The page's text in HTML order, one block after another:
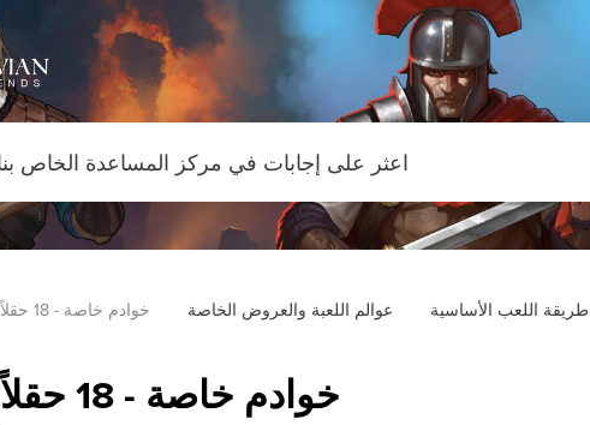
طريقة اللعب الأساسية عوالم اللعبة والعروض الخاصة خوادم خاصة - 18 حقلاً
خوادم خاصة - 18 حقلاً